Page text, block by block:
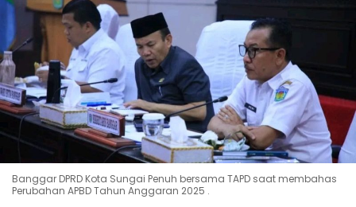
Banggar DPRD Kota Sungai Penuh bersama TAPD saat membahas
Perubahan APBD Tahun Anggaran 2025 .